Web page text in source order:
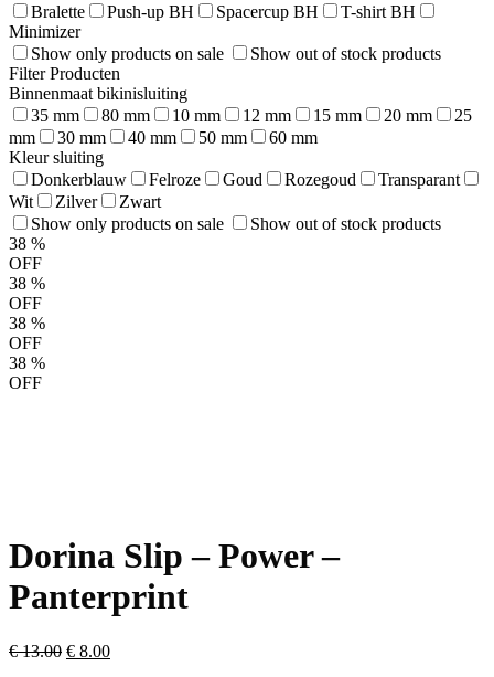
Bralette
Push-up BH Spacercup BH
T-shirt BH
Minimizer
Show only products on sale
Show out of stock products
Filter Producten
Binnenmaat bikinisluiting
35 mm
80 mm 10 mm 12 mm 15 mm 20 mm
25
mm
30 mm 40 mm 50 mm
60 mm
Kleur sluiting
Donkerblauw
Felroze Goud Rozegoud
Transparant
Wit
Zilver
Zwart
Show only products on sale
Show out of stock products
38 %
OFF
38 %
OFF
38 %
OFF
38 %
OFF
Dorina Slip – Power –
Panterprint
€13.00 Oorspronkelijke
€ 8.00Huidige